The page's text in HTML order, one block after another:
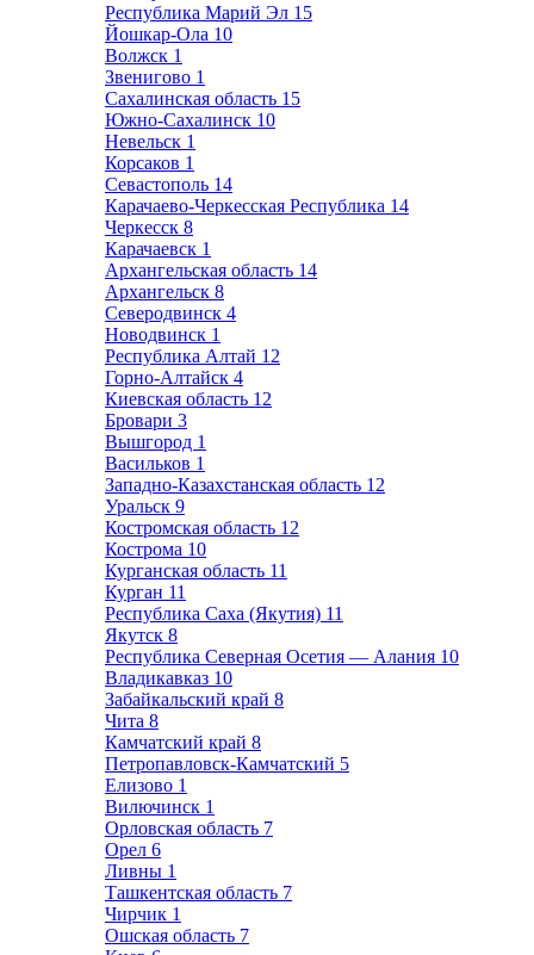
Республика Марий Эл 15
Йошкар-Ола 10
Волжск 1
Звенигово 1
Сахалинская область 15
Южно-Сахалинск 10
Невельск 1
Корсаков 1
Севастополь 14
Карачаево-Черкесская Республика 14
Черкесск 8
Карачаевск 1
Архангельская область 14
Архангельск 8
Северодвинск 4
Новодвинск 1
Республика Алтай 12
Горно-Алтайск 4
Киевская область 12
Бровари 3
Вышгород 1
Васильков 1
Западно-Казахстанская область 12
Уральск 9
Костромская область 12
Кострома 10
Курганская область 11
Курган 11
Республика Саха (Якутия) 11
Якутск 8
Республика Северная Осетия — Алания 10
Владикавказ 10
Забайкальский край 8
Чита 8
Камчатский край 8
Петропавловск-Камчатский 5
Елизово 1
Вилючинск 1
Орловская область 7
Орел 6
Ливны 1
Ташкентская область 7
Чирчик 1
Ошская область 7